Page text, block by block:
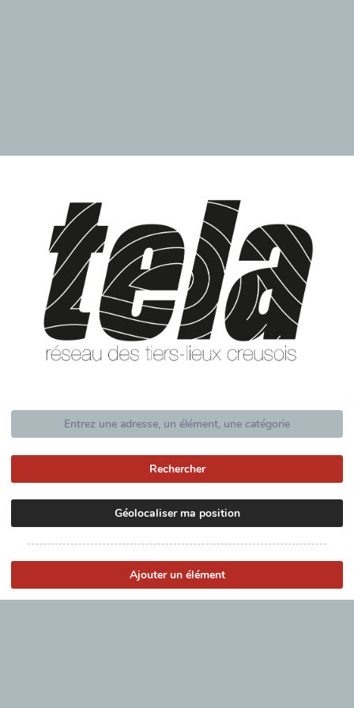
Rechercher
Géolocaliser ma position
Ajouter un élément